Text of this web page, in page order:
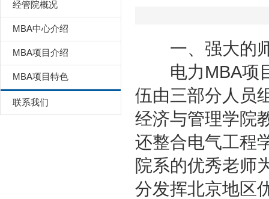
经管院概况
MBA中心介绍
MBA项目介绍
MBA项目特色
联系我们
一、强大的师
电力MBA项目
伍由三部分人员
经济与管理学院
还整合电气工程
院系的优秀老师
分发挥北京地区